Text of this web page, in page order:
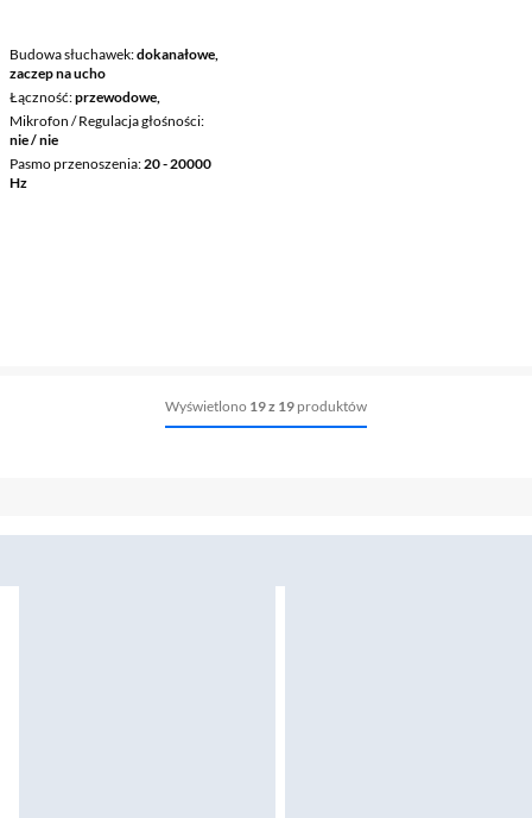
Budowa słuchawek dokanałowe,
zaczep na ucho
Łączność przewodowe,
Mikrofon / Regulacja głośności
nie / nie
Pasmo przenoszenia 20 - 20000
Hz
Wyświetlono 19 z 19 produktów